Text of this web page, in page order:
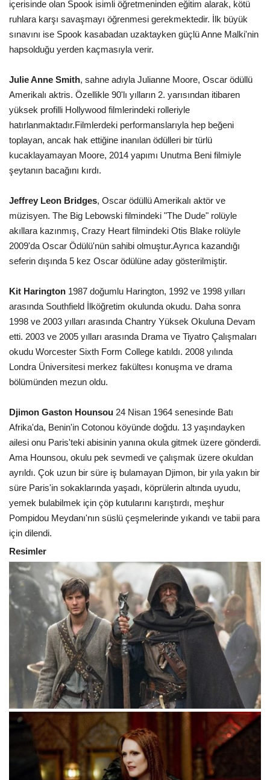
içerisinde olan Spook isimli öğretmeninden eğitim alarak, kötü
ruhlara karşı savaşmayı öğrenmesi gerekmektedir. İlk büyük
sınavını ise Spook kasabadan uzaktayken güçlü Anne Malki'nin
hapsolduğu yerden kaçmasıyla verir.
Julie Anne Smith, sahne adıyla Julianne Moore, Oscar ödüllü
Amerikalı aktris. Özellikle 90'lı yılların 2. yarısından itibaren
yüksek profilli Hollywood filmlerindeki rolleriyle
hatırlanmaktadır.Filmlerdeki performanslarıyla hep beğeni
toplayan, ancak hak ettiğine inanılan ödülleri bir türlü
kucaklayamayan Moore, 2014 yapımı Unutma Beni filmiyle
şeytanın bacağını kırdı.
Jeffrey Leon Bridges, Oscar ödüllü Amerikalı aktör ve
müzisyen. The Big Lebowski filmindeki "The Dude" rolüyle
akıllara kazınmış, Crazy Heart filmindeki Otis Blake rolüyle
2009'da Oscar Ödülü'nün sahibi olmuştur.Ayrıca kazandığı
seferin dışında 5 kez Oscar ödülüne aday gösterilmiştir.
Kit Harington 1987 doğumlu Harington, 1992 ve 1998 yılları
arasında Southfield İlköğretim okulunda okudu. Daha sonra
1998 ve 2003 yılları arasında Chantry Yüksek Okuluna Devam
etti. 2003 ve 2005 yılları arasında Drama ve Tiyatro Çalışmaları
okudu Worcester Sixth Form College katıldı. 2008 yılında
Londra Üniversitesi merkez fakültesı konuşma ve drama
bölümünden mezun oldu.
Djimon Gaston Hounsou 24 Nisan 1964 senesinde Batı
Afrika'da, Benin'in Cotonou köyünde doğdu. 13 yaşındayken
ailesi onu Paris'teki abisinin yanına okula gitmek üzere gönderdi.
Ama Hounsou, okulu pek sevmedi ve çalışmak üzere okuldan
ayrıldı. Çok uzun bir süre iş bulamayan Djimon, bir yıla yakın bir
süre Paris'in sokaklarında yaşadı, köprülerin altında uyudu,
yemek bulabilmek için çöp kutularını karıştırdı, meşhur
Pompidou Meydanı'nın süslü çeşmelerinde yıkandı ve tabii para
için dilendi.
Resimler